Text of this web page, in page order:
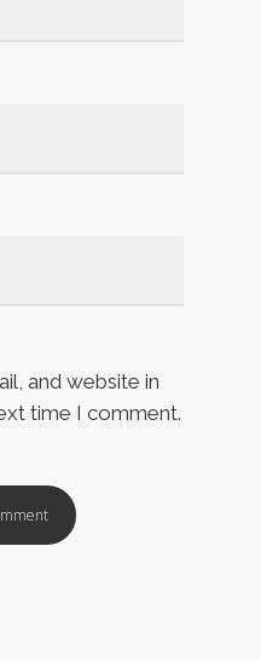
and website in
time I comment.